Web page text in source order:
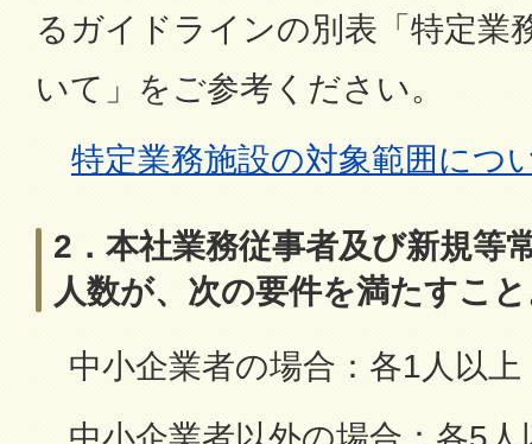
るガイドラインの別表「特定業
いて」をご参考ください。
特定業務施設の対象範囲につ
2．本社業務従事者及び新規等
人数が、次の要件を満たすこ
中小企業者の場合：各1人以上